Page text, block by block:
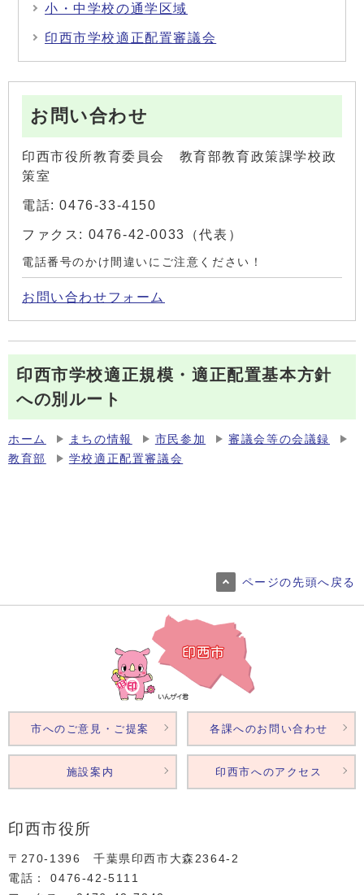
小・中学校の通学区域
印西市学校適正配置審議会
お問い合わせ
印西市役所教育委員会 教育部教育政策課学校政
策室
電話: 0476-33-4150
ファクス: 0476-42-0033（代表）
電話番号のかけ間違いにご注意ください！
お問い合わせフォーム
印西市学校適正規模・適正配置基本方針
への別ルート
ホーム まちの情報 市民参加
審議会等の会議録
教育部
学校適正配置審議会
ページの先頭へ戻る
印西市役所
〒270-1396 千葉県印西市大森2364‐2
電話： 0476‐42‐5111
市へのご意見・ご提案 各課へのお問い合わせ
施設案内 印西市へのアクセス